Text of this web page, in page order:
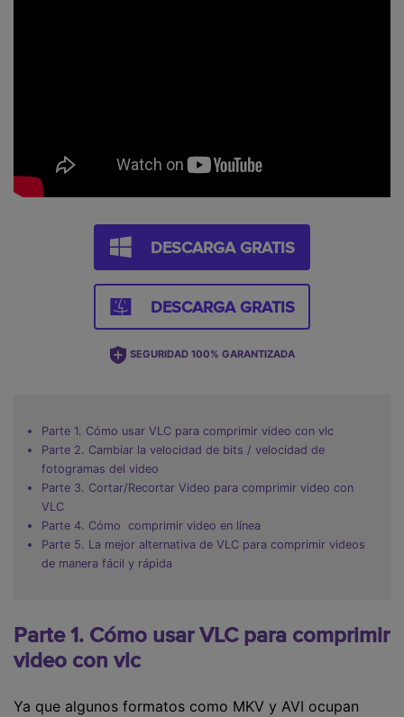
DESCARGA GRATIS
DESCARGA GRATIS
SEGURIDAD 100% GARANTIZADA
Parte 1. Cómo usar VLC para comprimir video con vlc
Parte 2. Cambiar la velocidad de bits / velocidad de
fotogramas del video
Parte 3. Cortar/Recortar Video para comprimir video con
VLC
Parte 4. Cómo comprimir video en línea
Parte 5. La mejor alternativa de VLC para comprimir videos
de manera fácil y rápida
Parte 1. Cómo usar VLC para comprimir
video con vlc
Ya que algunos formatos como MKV y AVI ocupan